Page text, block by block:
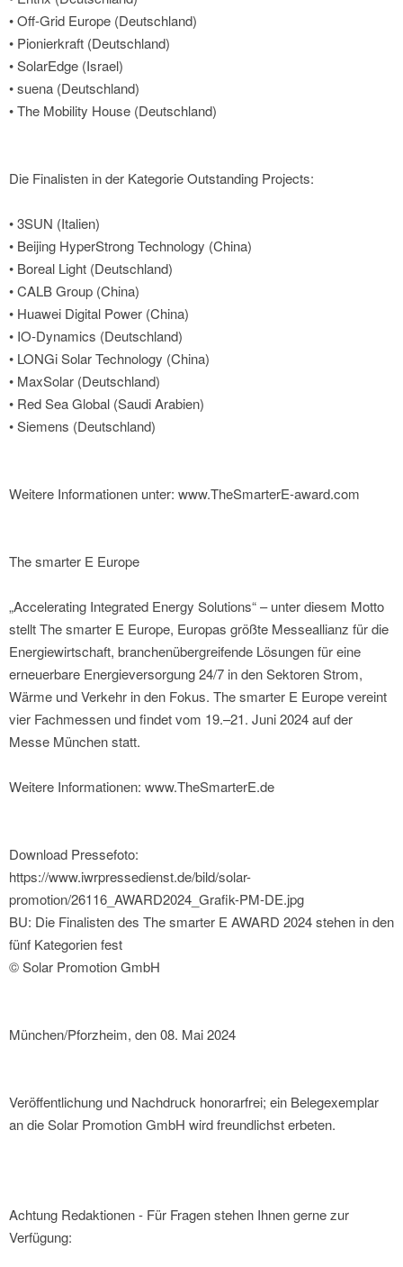
• Off-Grid Europe (Deutschland)
• Pionierkraft (Deutschland)
• SolarEdge (Israel)
• suena (Deutschland)
• The Mobility House (Deutschland)
Die Finalisten in der Kategorie Outstanding Projects:
• 3SUN (Italien)
• Beijing HyperStrong Technology (China)
• Boreal Light (Deutschland)
• CALB Group (China)
• Huawei Digital Power (China)
• IO-Dynamics (Deutschland)
• LONGi Solar Technology (China)
• MaxSolar (Deutschland)
• Red Sea Global (Saudi Arabien)
• Siemens (Deutschland)
Weitere Informationen unter: www.TheSmarterE-award.com
The smarter E Europe
„Accelerating Integrated Energy Solutions“ – unter diesem Motto
stellt The smarter E Europe, Europas größte Messeallianz für die
Energiewirtschaft, branchenübergreifende Lösungen für eine
erneuerbare Energieversorgung 24/7 in den Sektoren Strom,
Wärme und Verkehr in den Fokus. The smarter E Europe vereint
vier Fachmessen und findet vom 19.–21. Juni 2024 auf der
Messe München statt.
Weitere Informationen: www.TheSmarterE.de
Download Pressefoto:
https://www.iwrpressedienst.de/bild/solar-
promotion/26116_AWARD2024_Grafik-PM-DE.jpg
BU: Die Finalisten des The smarter E AWARD 2024 stehen in den
fünf Kategorien fest
© Solar Promotion GmbH
München/Pforzheim, den 08. Mai 2024
Veröffentlichung und Nachdruck honorarfrei; ein Belegexemplar
an die Solar Promotion GmbH wird freundlichst erbeten.
Achtung Redaktionen - Für Fragen stehen Ihnen gerne zur
Verfügung: